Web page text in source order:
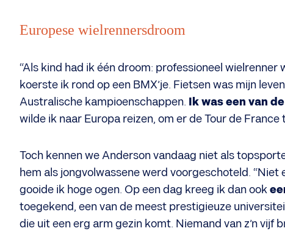
Europese wielrennersdroom
“Als kind had ik één droom: professioneel wielrenner
koerste ik rond op een BMX’je. Fietsen was mijn
Australische kampioenschappen.
Ik was een van
wilde ik naar Europa reizen, om er de Tour de France
Toch kennen we Anderson vandaag niet als
hem als jongvolwassene werd voorgeschoteld. “Niet
gooide ik hoge ogen. Op een dag kreeg ik dan ook
toegekend, een van de meest prestigieuze
die uit een erg arm gezin komt. Niemand van z’n vijf